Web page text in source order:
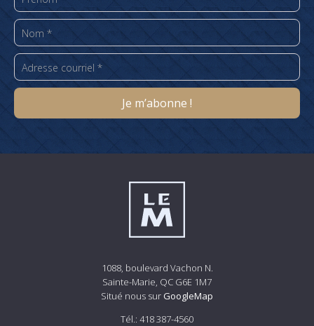
1088, boulevard Vachon N.
Sainte-Marie, QC G6E 1M7
Situé nous sur GoogleMap
Tél.: 418 387-4560